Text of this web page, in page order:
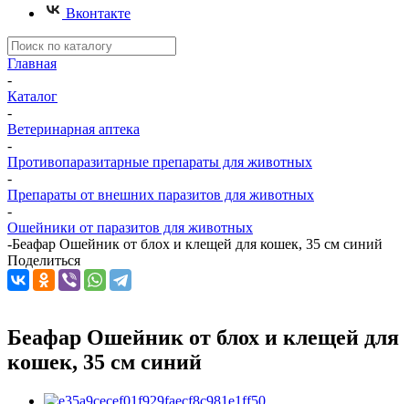
Вконтакте
Главная
-
Каталог
-
Ветеринарная аптека
-
Противопаразитарные препараты для животных
-
Препараты от внешних паразитов для животных
-
Ошейники от паразитов для животных
-Беафар Ошейник от блох и клещей для кошек, 35 см синий
Поделиться
Беафар Ошейник от блох и клещей для
кошек, 35 см синий